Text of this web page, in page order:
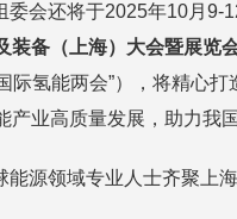
委会还将于2025年10月9-
装备（上海）大会暨展览
际氢能两会”），将精心
产业高质量发展，助力我
能源领域专业人士齐聚上